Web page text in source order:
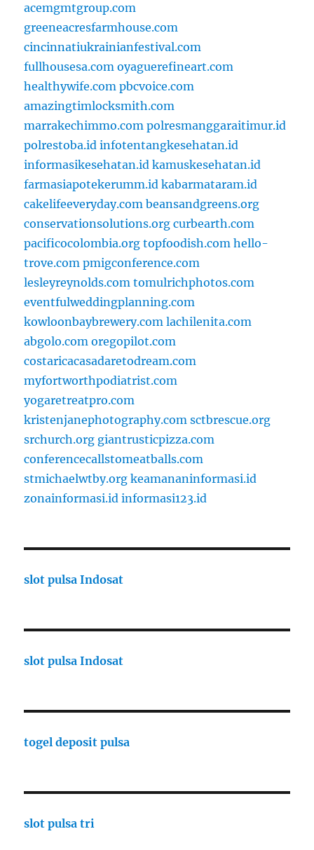
acemgmtgroup.com
greeneacresfarmhouse.com
cincinnatiukrainianfestival.com
fullhousesa.com oyaguerefineart.com
healthywife.com pbcvoice.com
amazingtimlocksmith.com
marrakechimmo.com polresmanggaraitimur.id
polrestoba.id infotentangkesehatan.id
informasikesehatan.id kamuskesehatan.id
farmasiapotekerumm.id kabarmataram.id
cakelifeeveryday.com beansandgreens.org
conservationsolutions.org curbearth.com
pacificocolombia.org topfoodish.com hello-
trove.com pmigconference.com
lesleyreynolds.com tomulrichphotos.com
eventfulweddingplanning.com
kowloonbaybrewery.com lachilenita.com
abgolo.com oregopilot.com
costaricacasadaretodream.com
myfortworthpodiatrist.com
yogaretreatpro.com
kristenjanephotography.com sctbrescue.org
srchurch.org giantrusticpizza.com
conferencecallstomeatballs.com
stmichaelwtby.org keamananinformasi.id
zonainformasi.id informasi123.id
slot pulsa Indosat
slot pulsa Indosat
togel deposit pulsa
slot pulsa tri